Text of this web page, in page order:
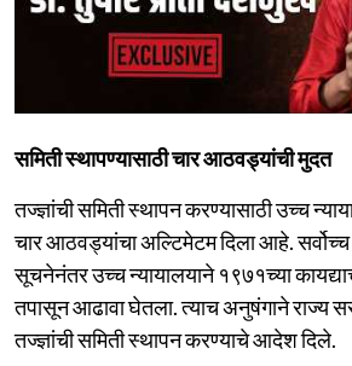
समिती स्थापण्यासाठी चार आठवड्यांची मुदत
तज्ज्ञांची समिती स्थापन करण्यासाठी उच्च
चार आठवड्यांचा अल्टिमेटम दिला आहे. सर्वोच्च
सूचनेनंतर उच्च न्यायालयाने १९७१च्या
तपासून आढावा घेतला. त्याच अनुषंगाने राज्य
तज्ज्ञांची समिती स्थापन करण्याचे आदेश दिले.